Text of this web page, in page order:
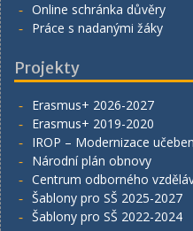
Online schránka důvěry
Práce s nadanými žáky
Projekty
Erasmus+ 2026-2027
Erasmus+ 2019-2020
IROP – Modernizace učeben
Národní plán obnovy
Centrum odborného
Šablony pro SŠ 2025-2027
Šablony pro SŠ 2022-2024